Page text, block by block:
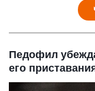
Педофил
его